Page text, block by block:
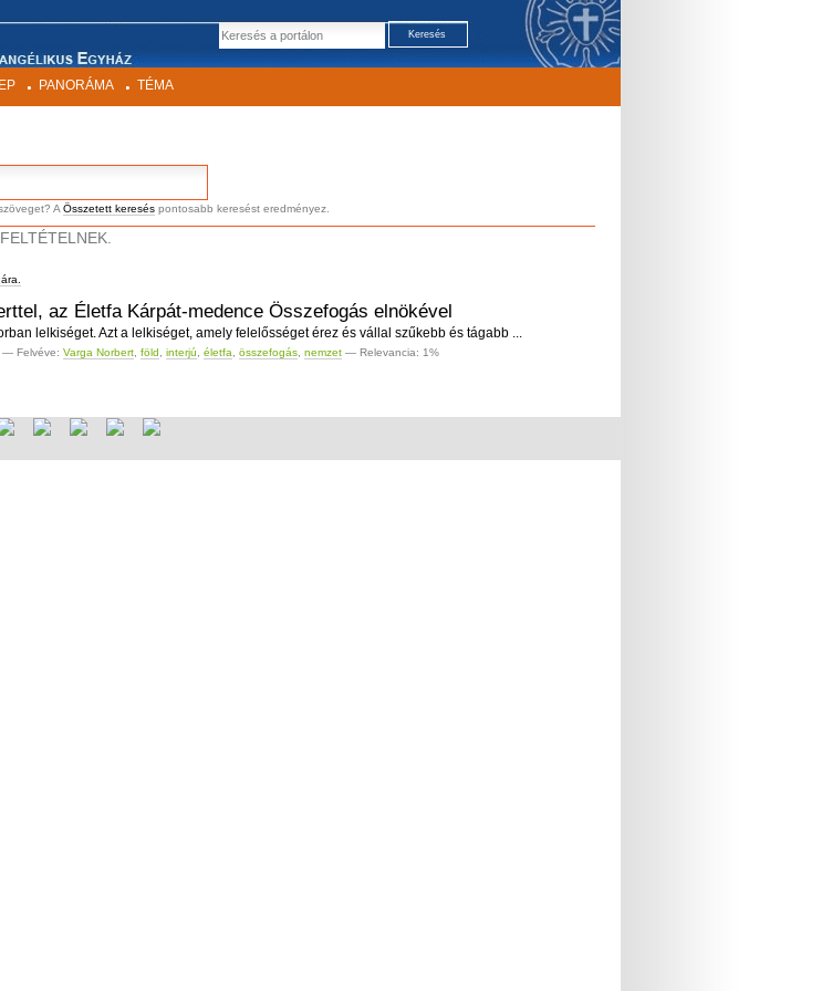
Keresés
PANORÁMA TÉMA
AÖsszetett keresés pontosabb keresést eredményez.
az Életfa Kárpát-medence Összefogás elnökével
lelkiséget. Azt a lelkiséget, amely felelősséget érez és vállal szűkebb és tágabb ...
— Felvéve: Varga Norbert föld interjú életfa összefogás nemzet — Relevancia: 1%